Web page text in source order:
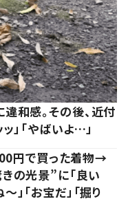
和感。その後、近付
」「やばいよ…」
円で買った着物→
の光景”に「良い
」「お宝だ」「掘り